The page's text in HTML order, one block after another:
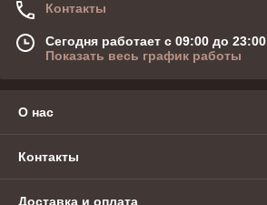
Контакты
Сегодня работает с 09:00 до 23:00
Показать весь график работы
О нас
Контакты
Доставка и оплата